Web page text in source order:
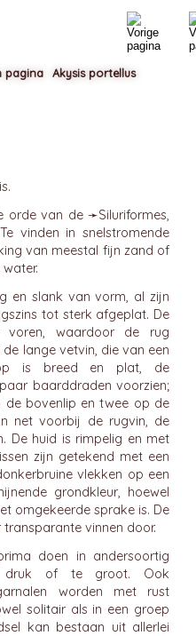
orde van de ➛Siluriformes,
vinden in snelstromende
van meestal fijn zand of
en slank van vorm, al zijn
tot sterk afgeplat. De
waardoor de rug
lange vetvin, die van een
is breed en plat, de
baarddraden voorzien;
de bovenlip en twee op de
net voorbij de rugvin, de
De huid is rimpelig en met
zijn getekend met een
vlekken op een
grondkleur, hoewel
omgekeerde sprake is. De
vinnen door.
doen in andersoortig
druk of te groot. Ook
worden met rust
solitair als in een groep
kan bestaan uit allerlei
Akysis portellus